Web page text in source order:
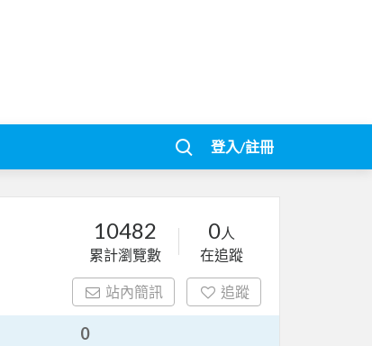
登入/註冊
10482
累計瀏覽數
0人
在追蹤
站內簡訊 追蹤
0